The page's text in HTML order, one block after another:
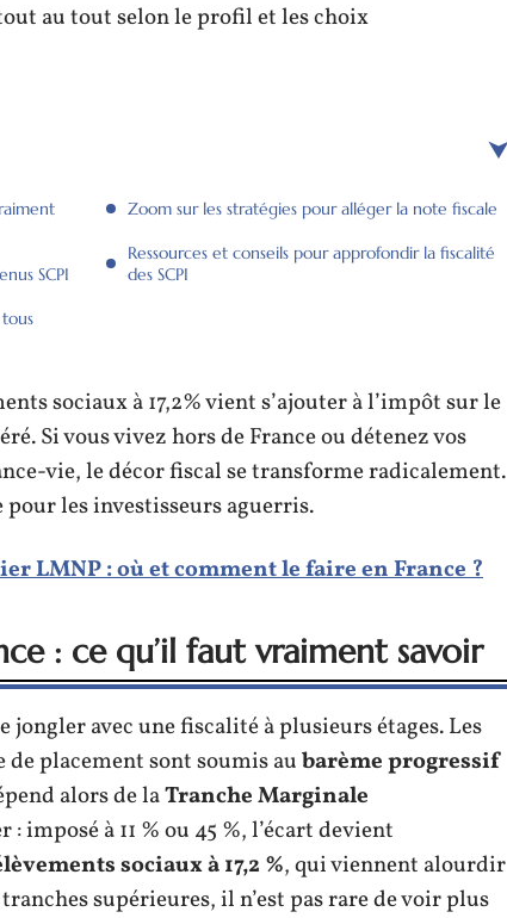
au tout selon le profil et les choix
SCPI
Zoom sur les stratégies pour alléger la note fiscale
Ressources et conseils pour approfondir la fiscalité
des SCPI
sociaux à 17,2% vient s’ajouter à l’impôt sur le
Si vous vivez hors de France ou détenez vos
vie, le décor fiscal se transforme radicalement.
les investisseurs aguerris.
LMNP : où et comment le faire en France ?
: ce qu’il faut vraiment savoir
jongler avec une fiscalité à plusieurs étages. Les
de placement sont soumis aubarème progressif
alors de laTranche Marginale
: imposé à 11 % ou 45 %, l’écart devient
sociaux à 17,2 %, qui viennent alourdir
supérieures, il n’est pas rare de voir plus